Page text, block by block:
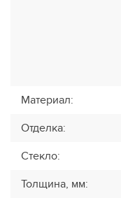
Материал:
Отделка:
Стекло:
Толщина, мм: